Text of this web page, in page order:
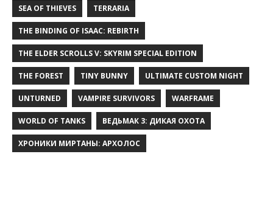
SEA OF THIEVES TERRARIA
THE BINDING OF ISAAC: REBIRTH
THE ELDER SCROLLS V: SKYRIM SPECIAL EDITION
THE FOREST TINY BUNNY ULTIMATE CUSTOM NIGHT
UNTURNED VAMPIRE SURVIVORS WARFRAME
WORLD OF TANKS ВЕДЬМАК 3: ДИКАЯ ОХОТА
ХРОНИКИ МИРТАНЫ: АРХОЛОС